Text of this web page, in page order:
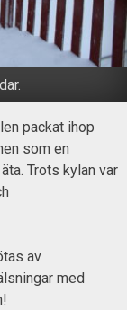
packat ihop
som en
Trots kylan var
av
med